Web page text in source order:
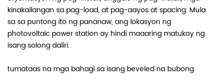
kinakailangan sa pag-load, at pag-aayos at spacing. Mula
sa sa puntong ito ng pananaw, ang lokasyon ng
photovoltaic power station ay hindi maaaring matukoy ng
isang solong daliri.
tumataas na mga bahagi sa isang beveled na bubong